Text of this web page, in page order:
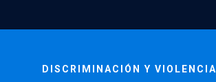
DISCRIMINACIÓN Y VIOLENCIA